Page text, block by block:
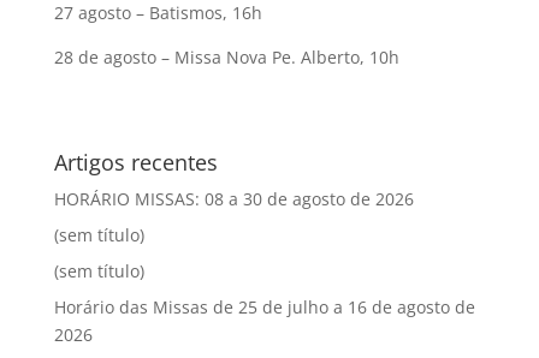
27 agosto – Batismos, 16h
28 de agosto – Missa Nova Pe. Alberto, 10h
Artigos recentes
HORÁRIO MISSAS: 08 a 30 de agosto de 2026
(sem título)
(sem título)
Horário das Missas de 25 de julho a 16 de agosto de
2026